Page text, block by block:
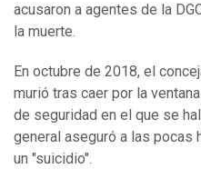
acusaron a agentes de la
la muerte.
En octubre de 2018, el
murió tras caer por la
de seguridad en el que se
general aseguró a las pocas
un "suicidio".